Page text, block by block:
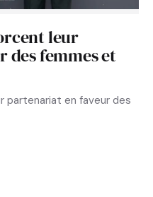
leur
des femmes et
partenariat en faveur des